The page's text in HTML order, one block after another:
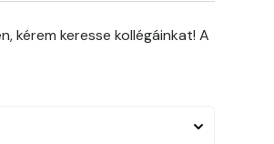
kérem keresse kollégáinkat! A